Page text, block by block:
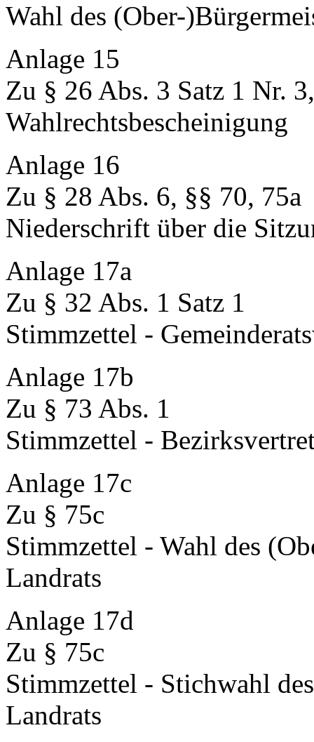
Wahl des (Ober-
Anlage 15
Zu § 26 Abs. 3 Satz 1 Nr.
Wahlrechtsbescheinigung
Anlage 16
Zu § 28 Abs. 6, §§ 70, 75a
Niederschrift über die
Anlage 17a
Zu § 32 Abs. 1 Satz 1
Stimmzettel -
Anlage 17b
Zu § 73 Abs. 1
Stimmzettel -
Anlage 17c
Zu § 75c
Stimmzettel - Wahl des
Landrats
Anlage 17d
Zu § 75c
Stimmzettel - Stichwahl
Landrats